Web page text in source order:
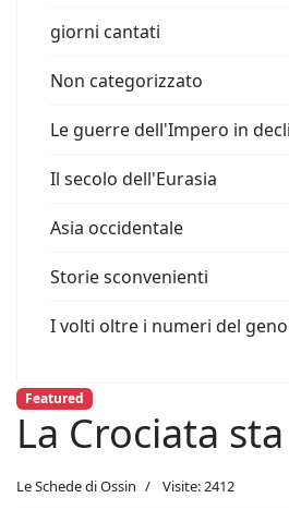
giorni cantati
Non categorizzato
Le guerre dell'Impero in
Il secolo dell'Eurasia
Asia occidentale
Storie sconvenienti
I volti oltre i numeri del
Featured
La Crociata
Le Schede di Ossin Visite: 2412